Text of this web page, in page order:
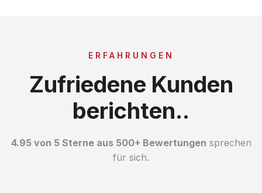
ERFAHRUNGEN
Zufriedene Kunden
berichten..
4.95 von 5 Sterne aus 500+ Bewertungen sprechen
für sich.